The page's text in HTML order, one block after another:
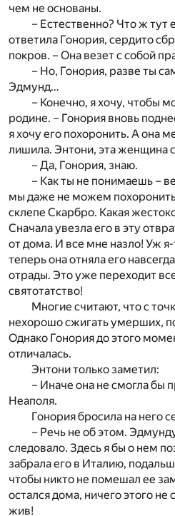
чем не основаны.
– Естественно? Что ж тут
ответила Гонория, сердито
покров. – Она везет с собой
– Но, Гонория, разве ты
Эдмунд…
– Конечно, я хочу, чтобы
родине. – Гонория вновь
я хочу его похоронить. А она
лишила. Энтони, эта женщина
– Да, Гонория, знаю.
– Как ты не понимаешь –
мы даже не можем
склепе Скарбро. Какая
Сначала увезла его в эту
от дома. И все мне назло! Уж
теперь она отняла его
отрады. Это уже переходит
святотатство!
Многие считают, что с
нехорошо сжигать умерших,
Однако Гонория до этого
отличалась.
Энтони только заметил:
– Иначе она не смогла бы
Неаполя.
Гонория бросила на него
– Речь не об этом.
следовало. Здесь я бы о нем
забрала его в Италию,
чтобы никто не помешал ее
остался дома, ничего этого
жив!